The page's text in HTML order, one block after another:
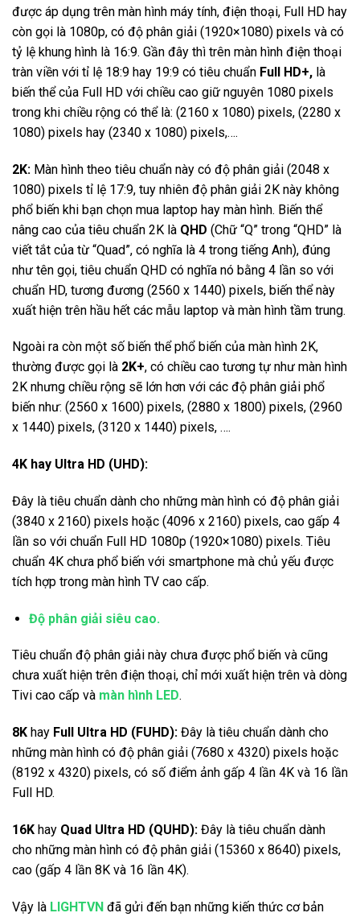
được áp dụng trên màn hình máy tính, điện thoại, Full HD hay
còn gọi là 1080p, có độ phân giải (1920×1080) pixels và có
tỷ lệ khung hình là 16:9. Gần đây thì trên màn hình điện thoại
tràn viền với tỉ lệ 18:9 hay 19:9 có tiêu chuẩn Full HD+, là
biến thể của Full HD với chiều cao giữ nguyên 1080 pixels
trong khi chiều rộng có thể là: (2160 x 1080) pixels, (2280 x
1080) pixels hay (2340 x 1080) pixels,….
2K: Màn hình theo tiêu chuẩn này có độ phân giải (2048 x
1080) pixels tỉ lệ 17:9, tuy nhiên độ phân giải 2K này không
phổ biến khi bạn chọn mua laptop hay màn hình. Biến thể
nâng cao của tiêu chuẩn 2K là QHD (Chữ “Q” trong “QHD” là
viết tắt của từ “Quad”, có nghĩa là 4 trong tiếng Anh), đúng
như tên gọi, tiêu chuẩn QHD có nghĩa nó bằng 4 lần so với
chuẩn HD, tương đương (2560 x 1440) pixels, biến thể này
xuất hiện trên hầu hết các mẫu laptop và màn hình tầm trung.
Ngoài ra còn một số biến thể phổ biến của màn hình 2K,
thường được gọi là 2K+, có chiều cao tương tự như màn hình
2K nhưng chiều rộng sẽ lớn hơn với các độ phân giải phổ
biến như: (2560 x 1600) pixels, (2880 x 1800) pixels, (2960
x 1440) pixels, (3120 x 1440) pixels, ….
4K hay Ultra HD (UHD):
Đây là tiêu chuẩn dành cho những màn hình có độ phân giải
(3840 x 2160) pixels hoặc (4096 x 2160) pixels, cao gấp 4
lần so với chuẩn Full HD 1080p (1920×1080) pixels. Tiêu
chuẩn 4K chưa phổ biến với smartphone mà chủ yếu được
tích hợp trong màn hình TV cao cấp.
Độ phân giải siêu cao.
Tiêu chuẩn độ phân giải này chưa được phổ biến và cũng
chưa xuất hiện trên điện thoại, chỉ mới xuất hiện trên và dòng
Tivi cao cấp và màn hình LED.
8K hay Full Ultra HD (FUHD): Đây là tiêu chuẩn dành cho
những màn hình có độ phân giải (7680 x 4320) pixels hoặc
(8192 x 4320) pixels, có số điểm ảnh gấp 4 lần 4K và 16 lần
Full HD.
16K hay Quad Ultra HD (QUHD): Đây là tiêu chuẩn dành
cho những màn hình có độ phân giải (15360 x 8640) pixels,
cao (gấp 4 lần 8K và 16 lần 4K).
Vậy là LIGHTVN đã gửi đến bạn những kiến thức cơ bản